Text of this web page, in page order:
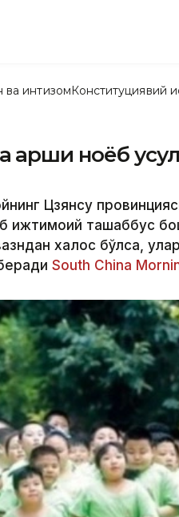
ва интизомКонституциявий
қарши ноёб
Цзянсу
ижтимоий ташаббус
халос бўлса,
South China